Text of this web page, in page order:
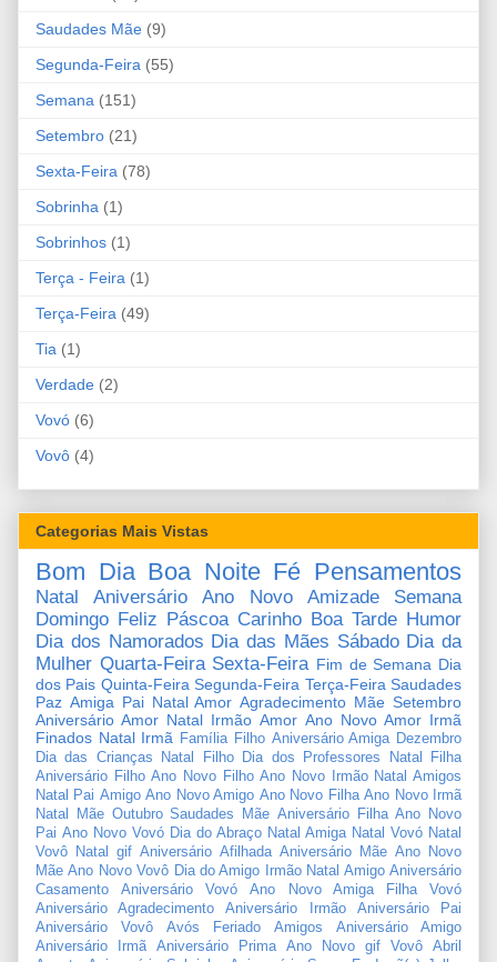
Saudades Mãe (9)
Segunda-Feira (55)
Semana (151)
Setembro (21)
Sexta-Feira (78)
Sobrinha (1)
Sobrinhos (1)
Terça - Feira (1)
Terça-Feira (49)
Tia (1)
Verdade (2)
Vovó (6)
Vovô (4)
Categorias Mais Vistas
Bom Dia Boa Noite Fé Pensamentos
Natal Aniversário Ano Novo Amizade
Semana
Domingo Feliz Páscoa Carinho Boa Tarde Humor
Dia dos Namorados Dia das Mães Sábado Dia da
Mulher Quarta-Feira Sexta-Feira Fim de Semana Dia
dos Pais Quinta-Feira Segunda-Feira Terça-Feira Saudades
Paz Amiga Pai Natal Amor Agradecimento Mãe Setembro
Aniversário Amor Natal Irmão Amor Ano Novo Amor Irmã
Finados Natal Irmã Família Filho Aniversário Amiga Dezembro
Dia das Crianças
Natal Filho Dia dos Professores
Natal Filha
Aniversário Filho Ano Novo Filho Ano Novo Irmão Natal Amigos
Natal Pai Amigo Ano Novo Amigo Ano Novo Filha Ano Novo Irmã
Natal Mãe Outubro Saudades Mãe Aniversário Filha Ano Novo
Pai Ano Novo Vovó Dia do Abraço Natal Amiga Natal Vovó Natal
Vovô
Natal gif Aniversário Afilhada Aniversário Mãe Ano Novo
Mãe Ano Novo Vovô Dia do Amigo Irmão Natal Amigo Aniversário
Casamento
Aniversário Vovó Ano Novo Amiga Filha
Vovó
Aniversário Agradecimento
Aniversário Irmão
Aniversário Pai
Aniversário Vovô
Avós Feriado Amigos
Aniversário Amigo
Aniversário Irmã
Aniversário Prima Ano Novo gif Vovô
Abril